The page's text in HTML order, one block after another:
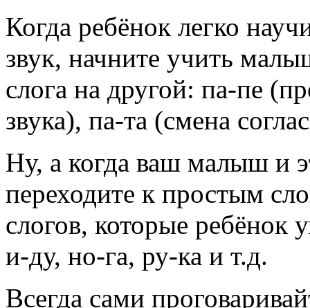
Когда ребёнок легко
звук, начните учить
слога на другой: па-пе
звука), па-та (смена
Ну, а когда ваш малыш и
переходите к простым
слогов, которые ребёнок
и-ду, но-га, ру-ка и т.д.
Всегда сами